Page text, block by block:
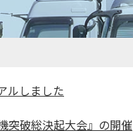
ルしました
突破総決起大会』の開催